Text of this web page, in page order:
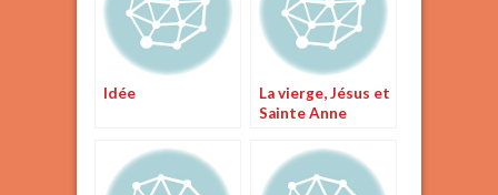
Idée
La vierge, Jésus et
Sainte Anne